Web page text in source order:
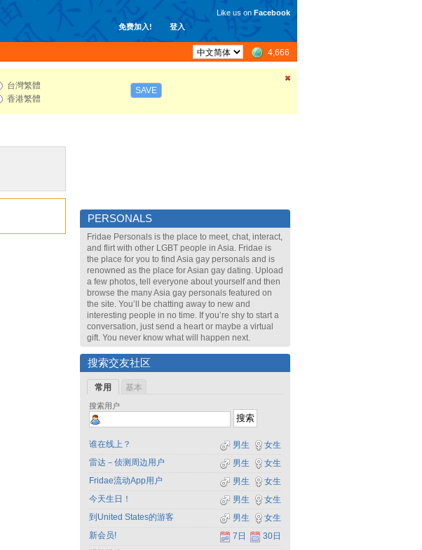
免费加入! 登入
Like us on Facebook
4,666
台灣繁體
香港繁體
SAVE
PERSONALS
Fridae Personals is the place to meet, chat, interact,
and flirt with other LGBT people in Asia. Fridae is
the place for you to find Asia gay personals and is
renowned as the place for Asian gay dating. Upload
a few photos, tell everyone about yourself and then
browse the many Asia gay personals featured on
the site. You’ll be chatting away to new and
interesting people in no time. If you’re shy to start a
conversation, just send a heart or maybe a virtual
gift. You never know what will happen next.
搜索交友社区
常用 基本
搜索用户
谁在线上？ 女生
男生
雷达－侦测周边用户
女生
男生
Fridae流动App用户
女生
男生
今天生日！
女生
男生
到United States的游客
女生
男生
新会员!
30日
7日